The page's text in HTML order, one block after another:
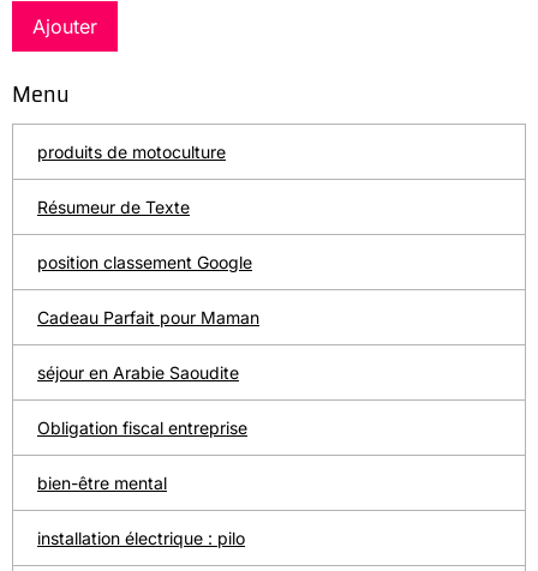
Ajouter
Menu
produits de motoculture
Résumeur de Texte
position classement Google
Cadeau Parfait pour Maman
séjour en Arabie Saoudite
Obligation fiscal entreprise
bien-être mental
installation électrique : pilo